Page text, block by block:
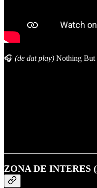
🎧 (de dat play) Nothing But
ZONA DE INTERES